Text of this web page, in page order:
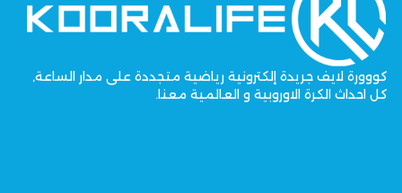
كووورة لايف جريدة إلكترونية رياضية متجددة على مدار الساعة,
كل احداث الكرة الاوروبية و العالمية معنا.